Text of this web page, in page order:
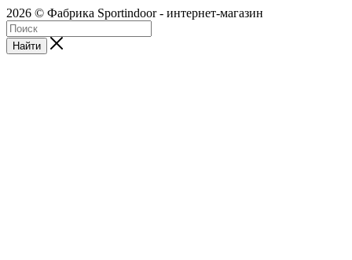
2026 © Фабрика Sportindoor - интернет-магазин
Найти